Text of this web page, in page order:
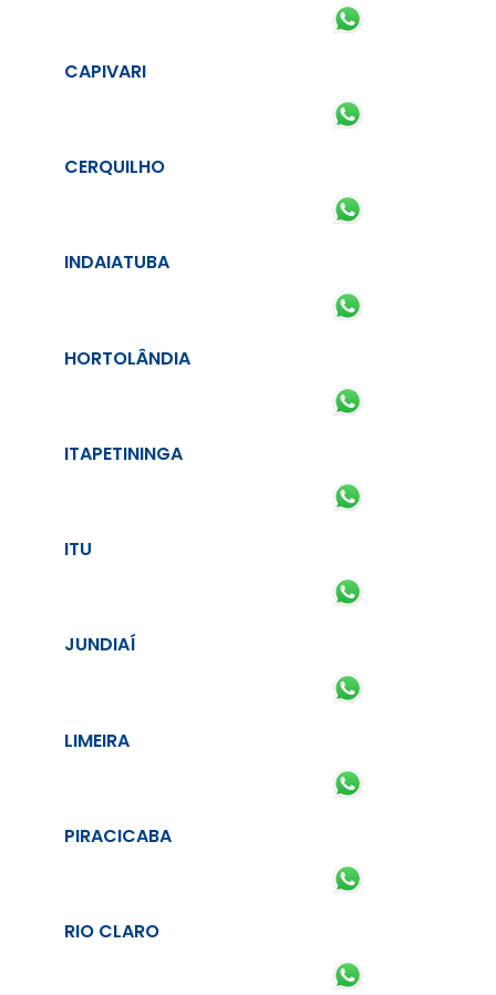
CAPIVARI
CERQUILHO
INDAIATUBA
HORTOLÂNDIA
ITAPETININGA
ITU
JUNDIAÍ
LIMEIRA
PIRACICABA
RIO CLARO